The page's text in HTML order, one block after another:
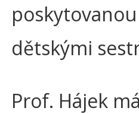
dětskými
Prof. Hájek